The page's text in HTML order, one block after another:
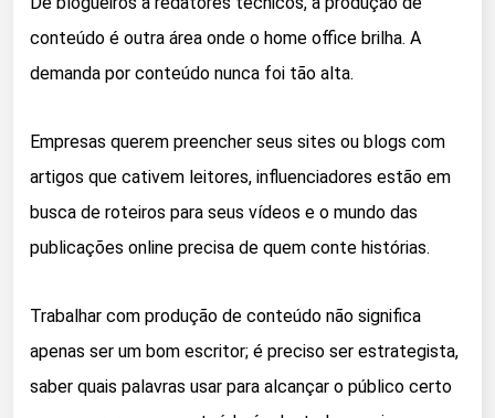
conteúdo é outra área onde o home office brilha. A
demanda por conteúdo nunca foi tão alta.
Empresas querem preencher seus sites ou blogs com
artigos que cativem leitores, influenciadores estão em
busca de roteiros para seus vídeos e o mundo das
publicações online precisa de quem conte histórias.
Trabalhar com produção de conteúdo não significa
apenas ser um bom escritor; é preciso ser estrategista,
saber quais palavras usar para alcançar o público certo